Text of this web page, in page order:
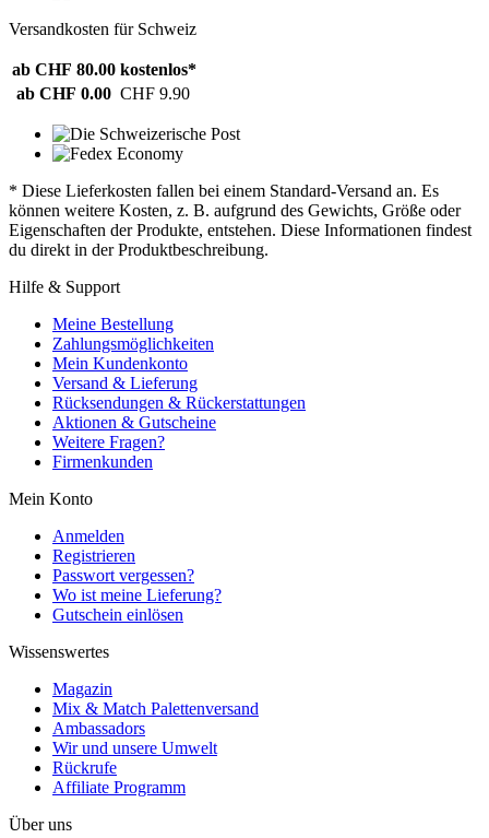
Versandkosten für Schweiz
ab CHF 80.00 kostenlos*
ab CHF 0.00 CHF 9.90
* Diese Lieferkosten fallen bei einem Standard-Versand an. Es
können weitere Kosten, z. B. aufgrund des Gewichts, Größe oder
Eigenschaften der Produkte, entstehen. Diese Informationen findest
du direkt in der Produktbeschreibung.
Hilfe & Support
Meine Bestellung
Zahlungsmöglichkeiten
Mein Kundenkonto
Versand & Lieferung
Rücksendungen & Rückerstattungen
Aktionen & Gutscheine
Weitere Fragen?
Firmenkunden
Mein Konto
Anmelden
Registrieren
Passwort vergessen?
Wo ist meine Lieferung?
Gutschein einlösen
Wissenswertes
Magazin
Mix & Match Palettenversand
Ambassadors
Wir und unsere Umwelt
Rückrufe
Affiliate Programm
Über uns